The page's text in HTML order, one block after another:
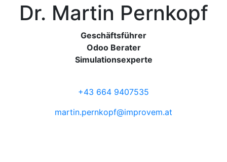
Dr. Martin Pernkopf
Geschäftsführer
Odoo Berater
Simulationsexperte
+43 664 9407535
martin.pernkopf@improvem.at